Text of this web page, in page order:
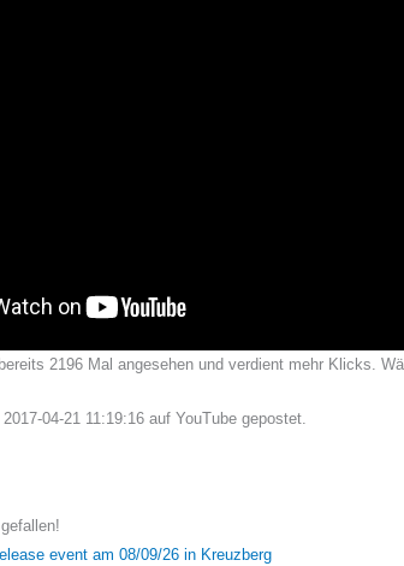
2196 Mal angesehen und verdient mehr Klicks.
04-21 11:19:16 auf YouTube gepostet.
event am 08/09/26 in Kreuzberg